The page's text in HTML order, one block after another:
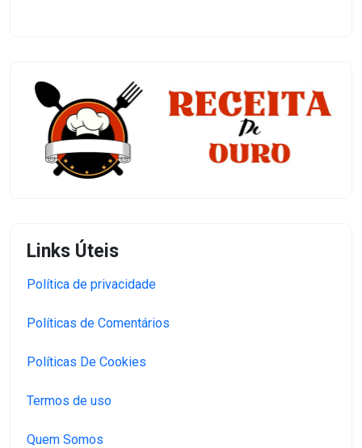
Links Úteis
Política de privacidade
Políticas de Comentários
Políticas De Cookies
Termos de uso
Quem Somos